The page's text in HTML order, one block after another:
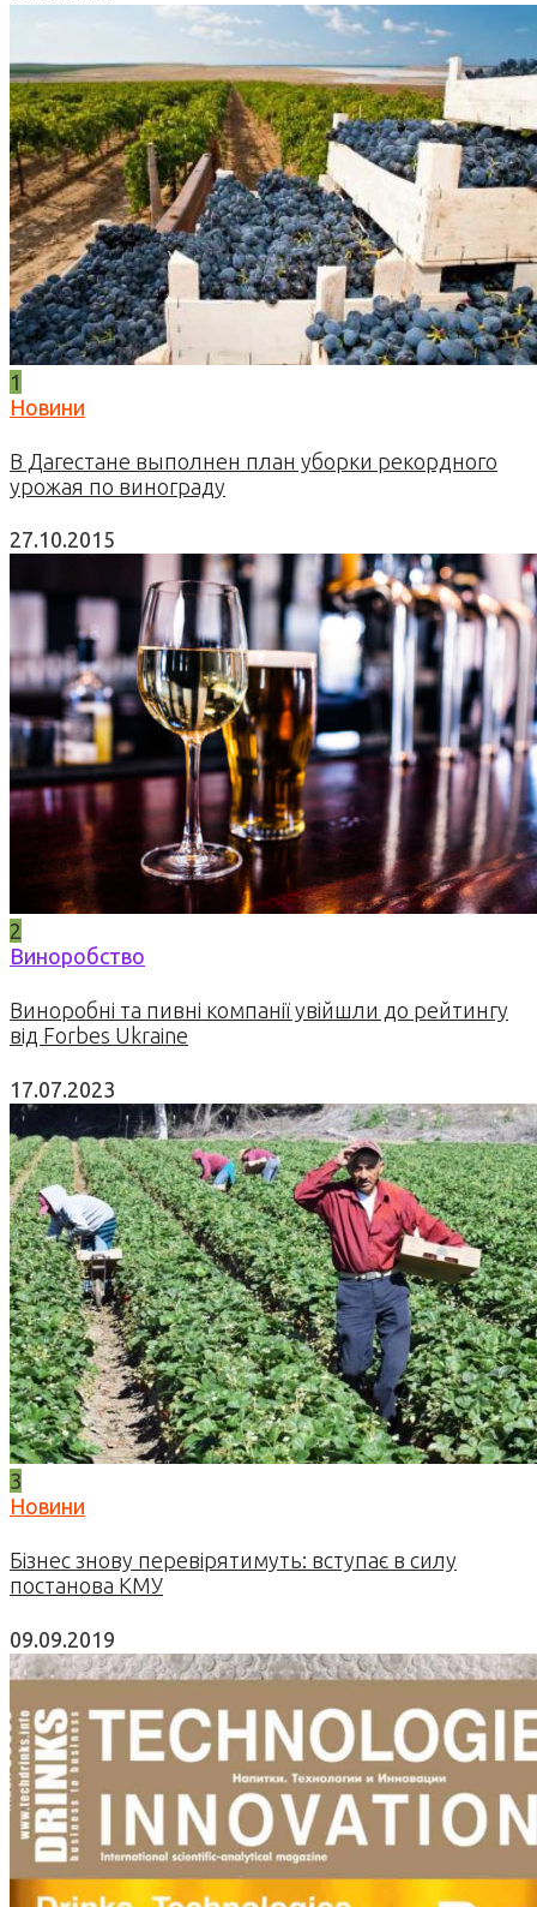
1
Новини
В Дагестане выполнен план уборки рекордного
урожая по винограду
27.10.2015
2
Виноробство
Виноробні та пивні компанії увійшли до рейтингу
від Forbes Ukraine
17.07.2023
3
Новини
Бізнес знову перевірятимуть: вступає в силу
постанова КМУ
09.09.2019